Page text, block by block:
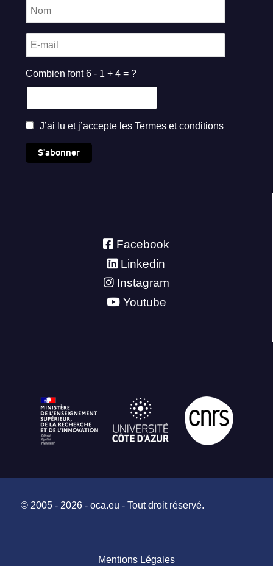
Combien font 6 - 1 + 4 = ?
J’ai lu et j’accepte les Termes et conditions
S'abonner
Facebook
Linkedin
Instagram
Youtube
© 2005 - 2026 - oca.eu - Tout droit réservé.
Mentions Légales